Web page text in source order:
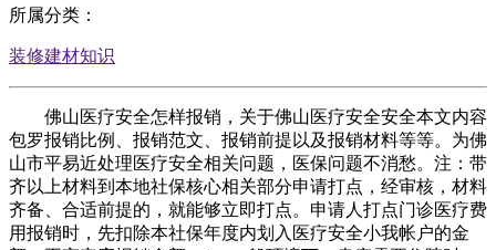
所属分类：
装修建材知识
佛山医疗安全怎样报销，关于佛山医疗安全安全本文内容
包罗报销比例、报销范文、报销前提以及报销材料等等。为佛
山市平易近处理医疗安全相关问题，医保问题不消愁。注：带
齐以上材料到本地社保核心相关部分申请打点，经审核，材料
齐备、合适前提的，就能够立即打点。申请人打点门诊医疗费
用报销时，先扣除本社保年度内划入医疗安全小我帐户的金